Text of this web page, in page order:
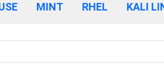
MINT RHEL KALI